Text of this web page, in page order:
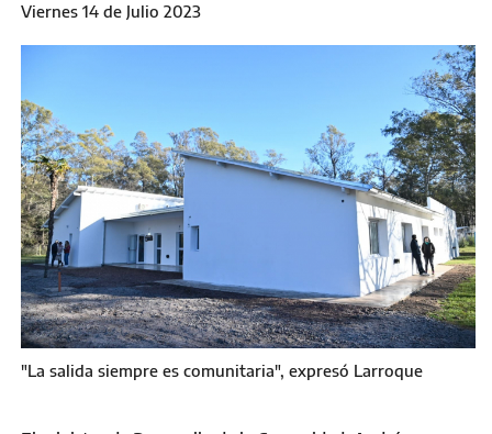
Viernes 14 de Julio 2023
"La salida siempre es comunitaria", expresó Larroque